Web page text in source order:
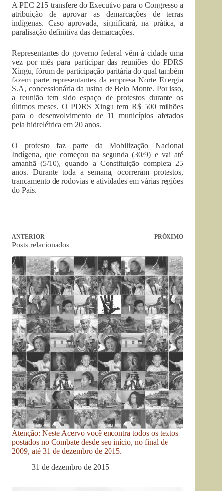
A PEC 215 transfere do Executivo para o Congresso a
atribuição de aprovar as demarcações de terras
indígenas. Caso aprovada, significará, na prática, a
paralisação definitiva das demarcações.
Representantes do governo federal vêm à cidade uma
vez por mês para participar das reuniões do PDRS
Xingu, fórum de participação paritária do qual também
fazem parte representantes da empresa Norte Energia
S.A, concessionária da usina de Belo Monte. Por isso,
a reunião tem sido espaço de protestos durante os
últimos meses. O PDRS Xingu tem R$ 500 milhões
para o desenvolvimento de 11 municípios afetados
pela hidrelétrica em 20 anos.
O protesto faz parte da Mobilização Nacional
Indígena, que começou na segunda (30/9) e vai até
amanhã (5/10), quando a Constituição completa 25
anos. Durante toda a semana, ocorreram protestos,
trancamento de rodovias e atividades em várias regiões
do País.
ANTERIOR PRÓXIMO
Posts relacionados
Atenção: Neste Acervo você encontra todos os textos
postados no Combate desde seu início, no final de
2009, até 31 de dezembro de 2015.
31 de dezembro de 2015